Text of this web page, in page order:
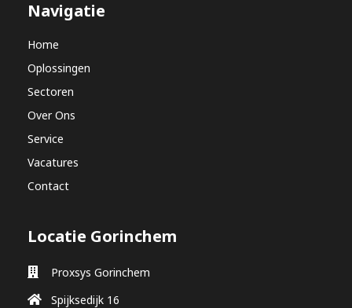
Navigatie
Home
Oplossingen
Sectoren
Over Ons
Service
Vacatures
Contact
Locatie Gorinchem
Proxsys Gorinchem
Spijksedijk 16